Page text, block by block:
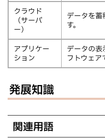
クラウド
（サーバ
ー）
データを
す。
アプリケー
ション
データの
フトウェア
発展知識
関連用語